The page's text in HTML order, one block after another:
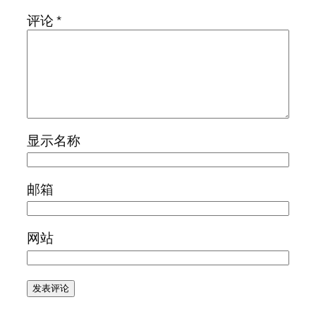
评论*
显示名称
邮箱
网站